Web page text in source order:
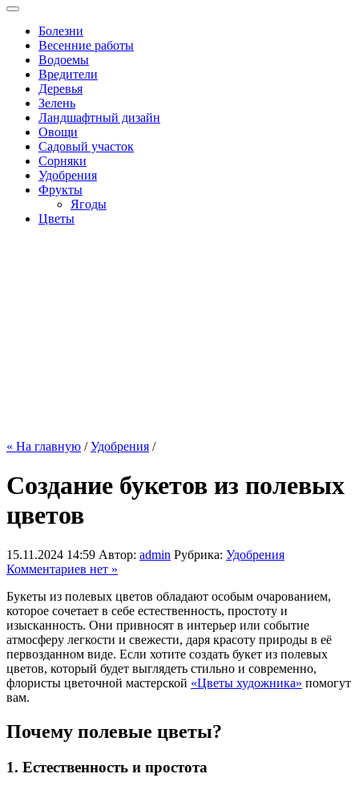
Болезни
Весенние работы
Водоемы
Вредители
Деревья
Зелень
Ландшафтный дизайн
Овощи
Садовый участок
Сорняки
Удобрения
Фрукты
Ягоды
Цветы
« На главную /Удобрения /
Создание букетов из полевых
цветов
15.11.2024 14:59 Автор: admin Рубрика: Удобрения
Комментариев нет »
Букеты из полевых цветов обладают особым очарованием,
которое сочетает в себе естественность, простоту и
изысканность. Они привносят в интерьер или событие
атмосферу легкости и свежести, даря красоту природы в её
первозданном виде. Если хотите создать букет из полевых
цветов, который будет выглядеть стильно и современно,
флористы цветочной мастерской «Цветы художника» помогут
вам.
Почему полевые цветы?
1. Естественность и простота